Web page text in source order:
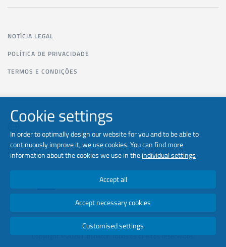
NOTÍCIA LEGAL
POLÍTICA DE PRIVACIDADE
TERMOS E CONDIÇÕES
PT
Copyright © 2026 luminator. Todos os direitos reservados.
Cookie settings
In order to optimally design our website for you and to be able to
continuously improve it, we use cookies. You can find more
information about the cookies we use in theindividual settings
Accept all
Accept necessary cookies
Customised settings